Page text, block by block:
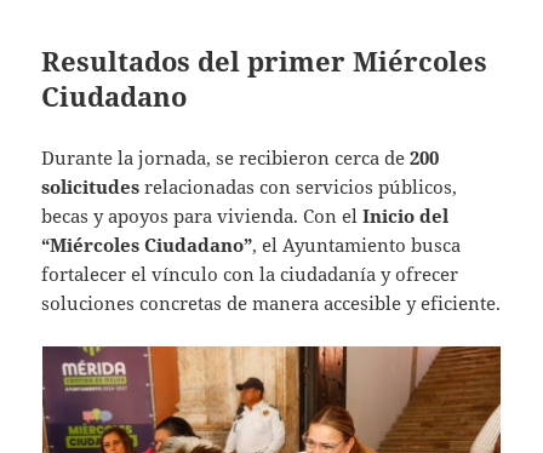
Resultados del primer Miércoles
Ciudadano
Durante la jornada, se recibieron cerca de200
solicitudes relacionadas con servicios públicos,
becas y apoyos para vivienda. Con elInicio del
“Miércoles Ciudadano”, el Ayuntamiento busca
fortalecer el vínculo con la ciudadanía y ofrecer
soluciones concretas de manera accesible y eficiente.